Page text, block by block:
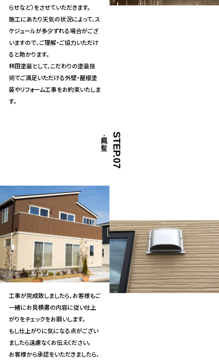
らせなど）をさせていただきます。
施工にあたり天気の状況によって、ス
ケジュールが多少ずれる場合がござ
いますので、ご理解・ご協力いただけ
ると助かります。
林田塗装として、こだわりの塗装技
術でご満足いただける外壁・屋根塗
装やリフォーム工事をお約束いたしま
す。
STEP.07
完成・お引渡し
工事が完成致しましたら、お客様もご
一緒にお見積書の内容に従い仕上
がりをチェックをお願いします。
もし仕上がりに気になる点がござい
ましたら遠慮なくお伝えください。
お客様から承認をいただきましたら、